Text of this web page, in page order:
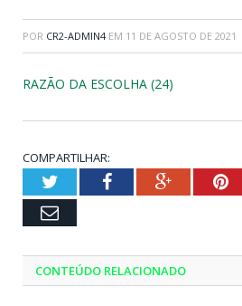
POR CR2-ADMIN4 EM 11 DE AGOSTO DE 2021
RAZÃO DA ESCOLHA (24)
COMPARTILHAR:
TwitterFacebookGoogle+
Email
CONTEÚDO RELACIONADO